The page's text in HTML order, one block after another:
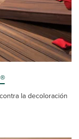
la decoloración